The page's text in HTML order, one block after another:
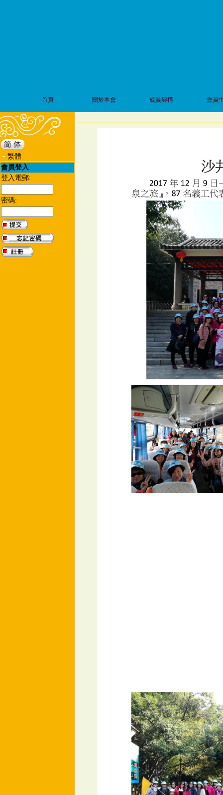
首頁 關於本會 成員架構 會員
繁體
會員登入
登入電郵:
密碼: